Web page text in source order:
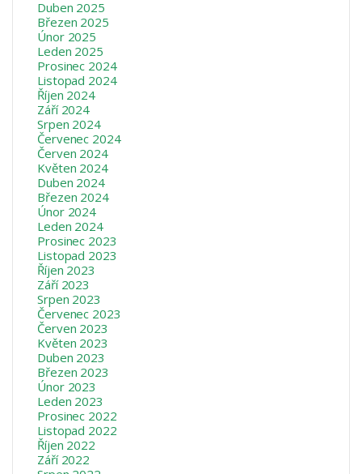
Duben 2025
Březen 2025
Únor 2025
Leden 2025
Prosinec 2024
Listopad 2024
Říjen 2024
Září 2024
Srpen 2024
Červenec 2024
Červen 2024
Květen 2024
Duben 2024
Březen 2024
Únor 2024
Leden 2024
Prosinec 2023
Listopad 2023
Říjen 2023
Září 2023
Srpen 2023
Červenec 2023
Červen 2023
Květen 2023
Duben 2023
Březen 2023
Únor 2023
Leden 2023
Prosinec 2022
Listopad 2022
Říjen 2022
Září 2022